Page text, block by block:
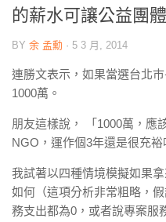
的薪水可讓公益團
BY 余 孟勳 · 5 3 月, 2014
連勝文表示，如果當選台北
1000萬。
朋友這樣說， 「1000萬，應
NGO，運作個3年還是很充裕
我試著以四種情境模擬如果
如何（這項分析非常粗略，
務支出都為0，或者說專案服